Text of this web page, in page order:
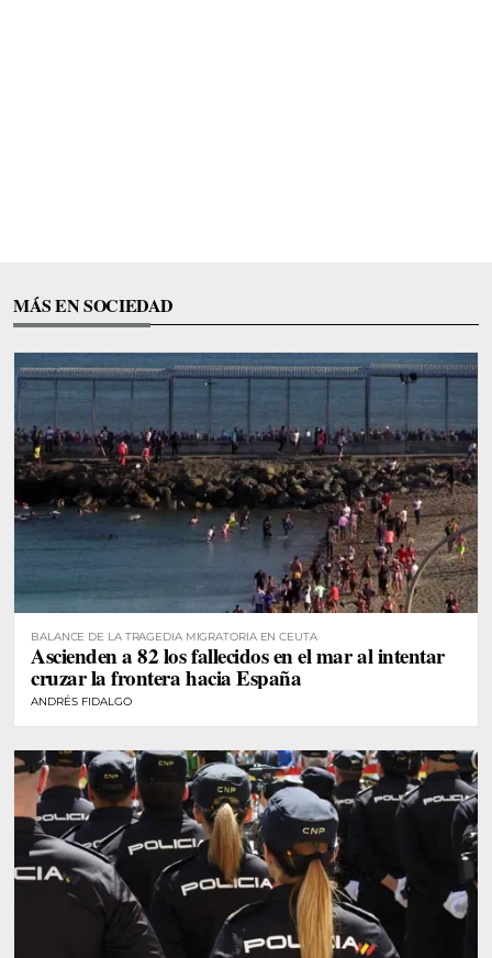
MÁS EN SOCIEDAD
BALANCE DE LA TRAGEDIA MIGRATORIA EN CEUTA
Ascienden a 82 los fallecidos en el mar al intentar
cruzar la frontera hacia España
ANDRÉS FIDALGO